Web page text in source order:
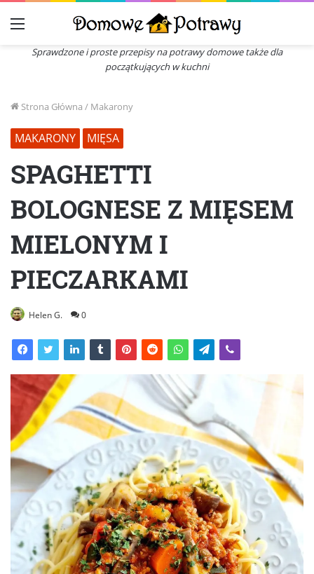
Menu
Sprawdzone i proste przepisy na potrawy domowe także dla
początkujących w kuchni
Strona Główna / Makarony
MAKARONY MIĘSA
SPAGHETTI
BOLOGNESE Z MIĘSEM
MIELONYM I
PIECZARKAMI
Helen G. 0